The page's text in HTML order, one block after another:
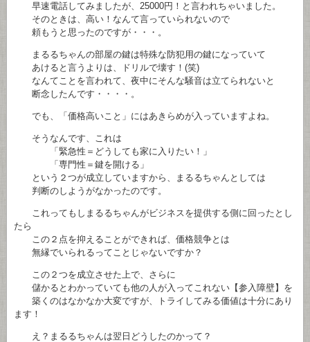
早速電話してみましたが、25000円！と言われちゃいました。
そのときは、高い！なんて言っていられないので
頼もうと思ったのですが・・・。
まるるちゃんの部屋の鍵は特殊な防犯用の鍵になっていて
あけると言うよりは、ドリルで壊す！(笑)
なんてことを言われて、夜中にそんな騒音は立てられないと
断念したんです・・・・。
でも、「価格高いこと」にはあきらめが入っていますよね。
そうなんです、これは
「緊急性＝どうしても家に入りたい！」
「専門性＝鍵を開ける」
という２つが成立していますから、まるるちゃんとしては
判断のしようがなかったのです。
これってもしまるるちゃんがビジネスを提供する側に回ったとし
たら
この２点を抑えることができれば、価格競争とは
無縁でいられるってことじゃないですか？
この２つを成立させた上で、さらに
儲かるとわかっていても他の人が入ってこれない【参入障壁】を
築くのはなかなか大変ですが、トライしてみる価値は十分にあり
ます！
え？まるるちゃんは翌日どうしたのかって？